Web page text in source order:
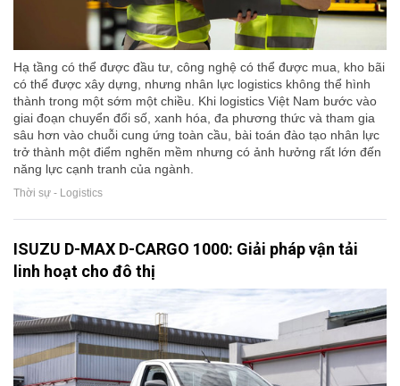
Hạ tầng có thể được đầu tư, công nghệ có thể được mua, kho bãi
có thể được xây dựng, nhưng nhân lực logistics không thể hình
thành trong một sớm một chiều. Khi logistics Việt Nam bước vào
giai đoạn chuyển đổi số, xanh hóa, đa phương thức và tham gia
sâu hơn vào chuỗi cung ứng toàn cầu, bài toán đào tạo nhân lực
trở thành một điểm nghẽn mềm nhưng có ảnh hưởng rất lớn đến
năng lực cạnh tranh của ngành.
Thời sự - Logistics
ISUZU D-MAX D-CARGO 1000: Giải pháp vận tải
linh hoạt cho đô thị